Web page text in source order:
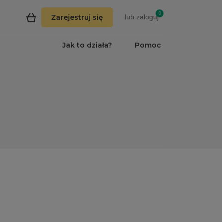
0
Zarejestruj się lub zaloguj
Pomoc
Jak to działa?